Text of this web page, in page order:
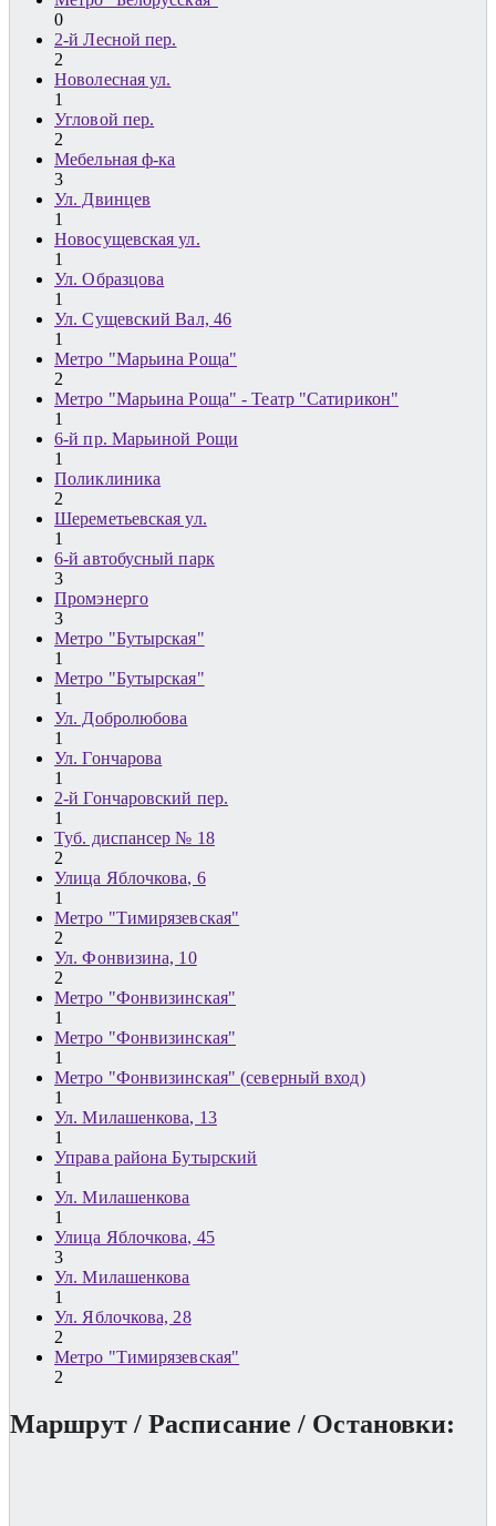
0
2-й Лесной пер.
2
Новолесная ул.
1
Угловой пер.
2
Мебельная ф-ка
3
Ул. Двинцев
1
Новосущевская ул.
1
Ул. Образцова
1
Ул. Сущевский Вал, 46
1
Метро "Марьина Роща"
2
Метро "Марьина Роща" - Театр "Сатирикон"
1
6-й пр. Марьиной Рощи
1
Поликлиника
2
Шереметьевская ул.
1
6-й автобусный парк
3
Промэнерго
3
Метро "Бутырская"
1
Метро "Бутырская"
1
Ул. Добролюбова
1
Ул. Гончарова
1
2-й Гончаровский пер.
1
Туб. диспансер № 18
2
Улица Яблочкова, 6
1
Метро "Тимирязевская"
2
Ул. Фонвизина, 10
2
Метро "Фонвизинская"
1
Метро "Фонвизинская"
1
Метро "Фонвизинская" (северный вход)
1
Ул. Милашенкова, 13
1
Управа района Бутырский
1
Ул. Милашенкова
1
Улица Яблочкова, 45
3
Ул. Милашенкова
1
Ул. Яблочкова, 28
2
Метро "Тимирязевская"
2
Маршрут / Расписание / Остановки: